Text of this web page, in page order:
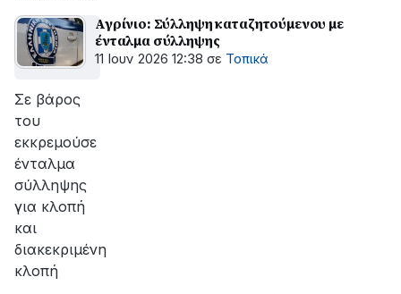
Αγρίνιο: Σύλληψη καταζητούμενου με
ένταλμα σύλληψης
11 Ιουν 2026 12:38 σε Τοπικά
Σε βάρος
του
εκκρεμούσε
ένταλμα
σύλληψης
για κλοπή
και
διακεκριμένη
κλοπή